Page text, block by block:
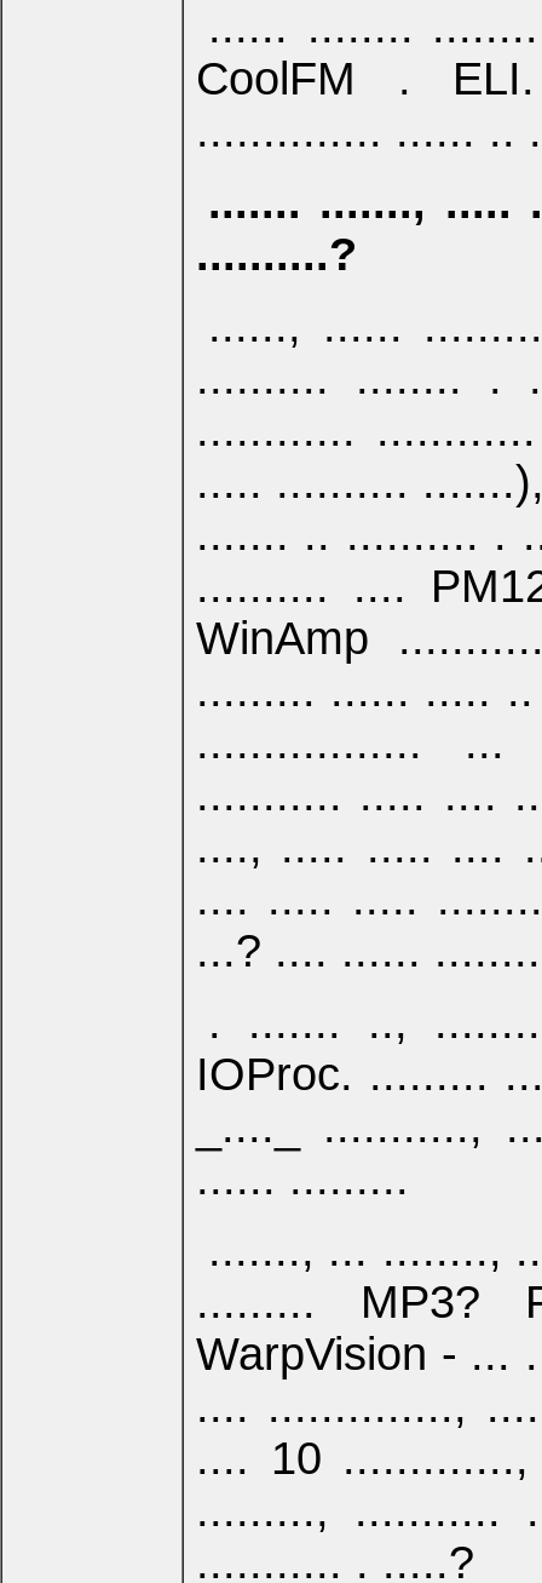
...... ........
CoolFM .
.............. ...... ..
....... ......., .....
..........?
......, ......
.......... ........ .
............
..... ..........
....... .. .......... .
.......... ....
WinAmp
......... ...... .....
.................
........... ..... ....
...., ..... ..... ....
.... ..... .....
...? .... ......
. ....... ..,
IOProc. .........
_...._ ...........,
...... .........
......., ... ........,
......... MP3?
WarpVision - ...
.... ..............,
.... 10
.........,
........... . .....?